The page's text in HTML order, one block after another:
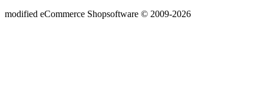
modified eCommerce Shopsoftware © 2009-2026